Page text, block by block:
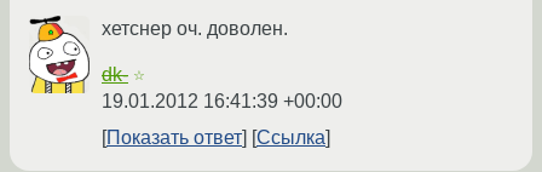
хетснер оч. доволен.
dk- ☆
19.01.2012 16:41:39 +00:00
Показать ответ
Ссылка